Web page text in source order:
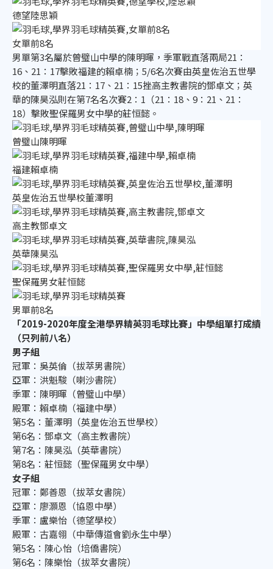
德望陸思穎
女單前8名
男單第3名屬於曾璧山中學的陳明暉，季軍戰直落兩局21：
16、21：17擊敗福建的賴卓楠；5/6名次賽由英皇佐治五世學
校的董澤明直落21：17、21：15挫高主教書院的鄧卓文；英
華的陳昊泓則在第7名名次賽2：1（21：18、9：21、21：
18）擊敗聖保羅男女中學的莊恒懿。
曾璧山陳明暉
福建賴卓楠
英皇佐治五世學校董澤明
高主教鄧卓文
英華陳昊泓
聖保羅男女莊恒懿
男單前8名
「2019-2020年度全港學界精英羽毛球比賽」中學組單打成績
（只列前八名）
男子組
冠軍：吳英倫（拔萃男書院）
亞軍：洪魁駿（喇沙書院）
季軍：陳明暉（曾璧山中學）
殿軍：賴卓楠（福建中學）
第5名：董澤明（英皇佐治五世學校）
第6名：鄧卓文（高主教書院）
第7名：陳昊泓（英華書院）
第8名：莊恒懿（聖保羅男女中學）
女子組
冠軍：鄭善恩（拔萃女書院）
亞軍：廖灝恩（協恩中學）
季軍：盧樂怡（德望學校）
殿軍：古嘉翎（中華傳道會劉永生中學）
第5名：陳心怡（培僑書院）
第6名：陳樂怡（拔萃女書院）